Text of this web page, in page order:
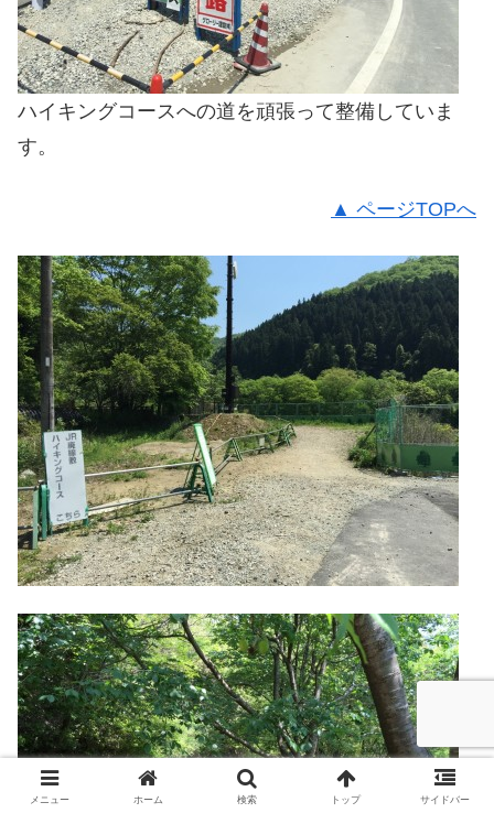
ハイキングコースへの道を頑張って整備していま
す。
▲ ページTOPへ
メニュー ホーム 検索 トップ サイドバー